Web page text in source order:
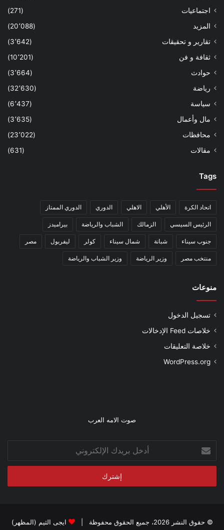
اجتماعيات
(271)
المزيد
(20٬088)
تقارير و تحقيقات
(3٬642)
ثقافة و فن
(10٬201)
حوادث
(3٬664)
رياضة
(32٬630)
سياسة
(6٬437)
مال وأعمال
(3٬635)
محافظات
(23٬022)
مقالات
(631)
Tags
اتحاد الكرة الأهلي الاهلي الدوري الدوري الممتاز
الرئيس السيسي الزمالك الشباب والرياضة بيراميدز
جنوب سيناء شبانة شمال سيناء كولر ليفربول مصر
منتخب مصر وزير الرياضة وزير الشباب والرياضة
منوعات
تسجيل الدخول
خلاصات Feed الإدخالات
خلاصة التعليقات
WordPress.org
صوت الامه العرب
بريدك
الإلكتروني
© حقوق النشر 2026، جميع الحقوق محفوظة | ايجى الثيم (المظهر)